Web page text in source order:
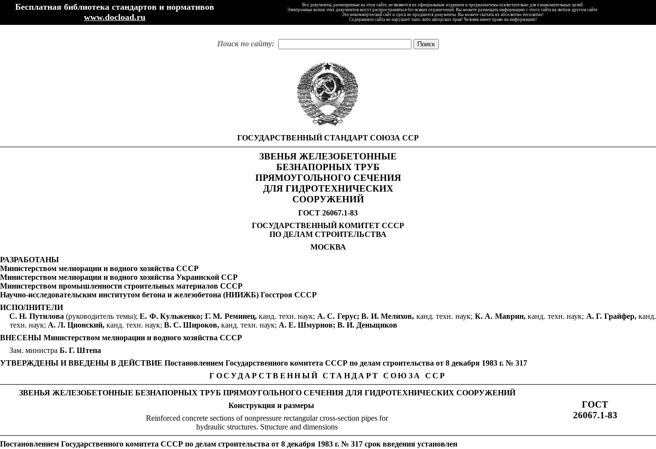
Бесплатная библиотека стандартов и нормативов
www.docload.ru
Все документы, размещенные на этом сайте, не являются их официальным изданием и предназначены исключительно для ознакомительных целей.
Электронные копии этих документов могут распространяться без всяких ограничений. Вы можете размещать информацию с этого сайта на любом другом сайте.
Это некоммерческий сайт и здесь не продаются документы. Вы можете скачать их абсолютно бесплатно!
Содержимое сайта не нарушает чьих-либо авторских прав! Человек имеет право на информацию!
Поиск по сайту:
ГОСУДАРСТВЕННЫЙ СТАНДАРТ СОЮЗА ССР
ЗВЕНЬЯ ЖЕЛЕЗОБЕТОННЫЕ
БЕЗНАПОРНЫХ ТРУБ
ПРЯМОУГОЛЬНОГО СЕЧЕНИЯ
ДЛЯ ГИДРОТЕХНИЧЕСКИХ
СООРУЖЕНИЙ
ГОСТ 26067.1-83
ГОСУДАРСТВЕННЫЙ КОМИТЕТ СССР
ПО ДЕЛАМ СТРОИТЕЛЬСТВА
МОСКВА
РАЗРАБОТАНЫ
Министерством мелиорации и водного хозяйства СССР
Министерством мелиорации и водного хозяйства Украинской ССР
Министерством промышленности строительных материалов СССР
Научно-исследовательским институтом бетона и железобетона (НИИЖБ) Госстроя СССР
ИСПОЛНИТЕЛИ
С. Н. Путилова (руководитель темы); Е. Ф. Кульженко; Г. М. Реминец,канд. техн. наук; А. С. Герус; В. И. Мелихов, канд. техн. наук; К. А. Маврин,канд. техн. наук; А. Г. Грайфер,канд.
техн. наук; А. Л. Ционский, канд. техн. наук; В. С. Широков, канд. техн. наук; А. Е. Шмурнов; В. И. Деньщиков
ВНЕСЕНЫ Министерством мелиорации и водного хозяйства СССР
Зам. министра Б. Г. Штепа
УТВЕРЖДЕНЫ И ВВЕДЕНЫ В ДЕЙСТВИЕ Постановлением Государственного комитета СССР по делам строительства от 8 декабря 1983 г. № 317
ГОСУДАРСТВЕННЫЙ СТАНДАРТ СОЮЗА ССР
ЗВЕНЬЯ ЖЕЛЕЗОБЕТОННЫЕ БЕЗНАПОРНЫХ ТРУБ ПРЯМОУГОЛЬНОГО СЕЧЕНИЯ ДЛЯ ГИДРОТЕХНИЧЕСКИХ СООРУЖЕНИЙ
Конструкция и размеры
Reinforced concrete sections of nonpressure rectangular cross-section pipes for
hydraulic structures. Structure and dimensions
ГОСТ
26067.1-83
Постановлением Государственного комитета СССР по делам строительства от 8 декабря 1983 г. № 317 срок введения установлен